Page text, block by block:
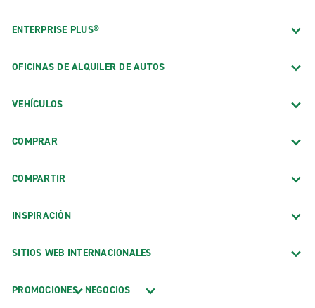
ENTERPRISE PLUS®
OFICINAS DE ALQUILER DE AUTOS
VEHÍCULOS
COMPRAR
COMPARTIR
INSPIRACIÓN
SITIOS WEB INTERNACIONALES
PROMOCIONES NEGOCIOS